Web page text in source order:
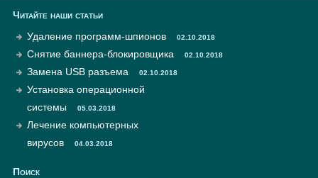
Читайте наши статьи
Удаление программ-шпионов
02.10.2018
Снятие баннера-блокировщика 02.10.2018
Замена USB разъема 02.10.2018
Установка операционной
системы
05.03.2018
Лечение компьютерных
вирусов
04.03.2018
Поиск